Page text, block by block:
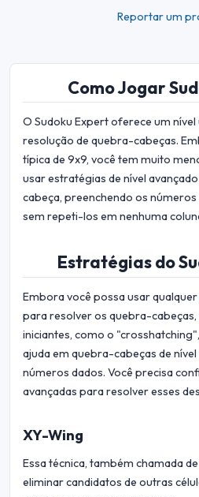
Reportar um
Como Jogar
O Sudoku Expert oferece um
resolução de quebra-cabeças.
típica de 9x9, você tem muito
usar estratégias de nível
cabeça, preenchendo os números
sem repeti-los em nenhuma
Estratégias do
Embora você possa usar qualquer
para resolver os quebra-
iniciantes, como o
ajuda em quebra-cabeças de
números dados. Você precisa
avançadas para resolver esses
XY-Wing
Essa técnica, também chamada de
eliminar candidatos de outras